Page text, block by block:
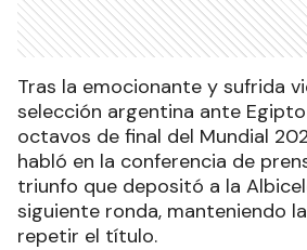
Tras la emocionante y sufrida
selección argentina ante
octavos de final del Mundial
habló en la conferencia de
triunfo que depositó a la
siguiente ronda, manteniendo
repetir el título.